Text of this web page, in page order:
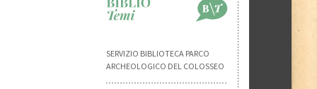
SERVIZIO BIBLIOTECA PARCO
ARCHEOLOGICO DEL COLOSSEO